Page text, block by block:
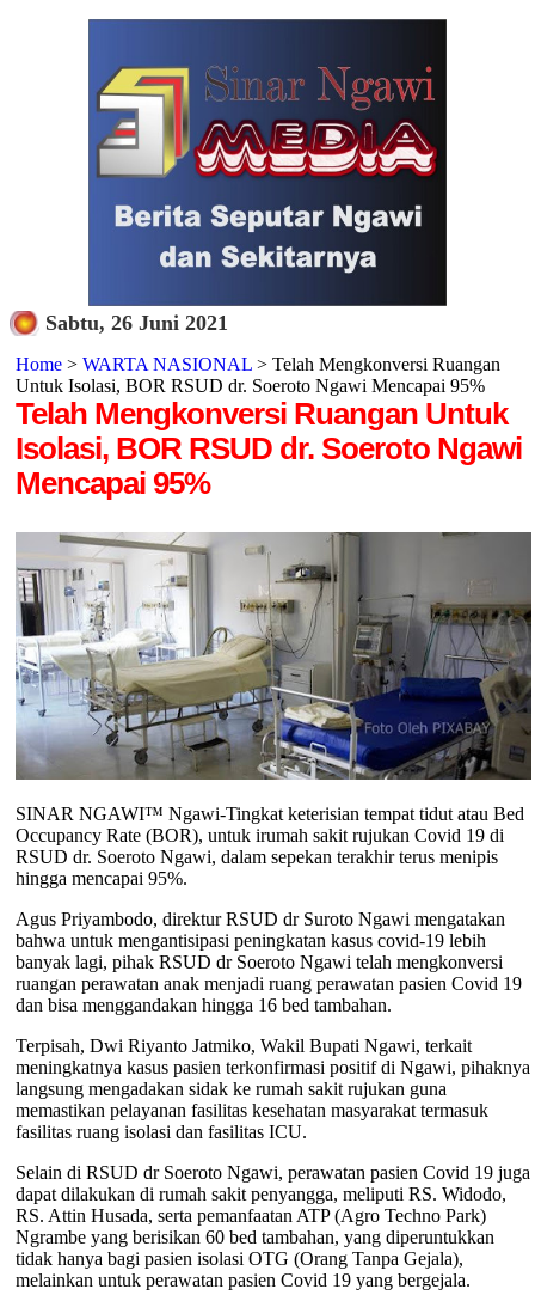
Sabtu, 26 Juni 2021
Home> WARTA NASIONAL> Telah Mengkonversi Ruangan
Untuk Isolasi, BOR RSUD dr. Soeroto Ngawi Mencapai 95%
Telah Mengkonversi Ruangan Untuk
Isolasi, BOR RSUD dr. Soeroto Ngawi
Mencapai 95%
SINAR NGAWI™ Ngawi-Tingkat keterisian tempat tidut atau Bed
Occupancy Rate (BOR), untuk irumah sakit rujukan Covid 19 di
RSUD dr. Soeroto Ngawi, dalam sepekan terakhir terus menipis
hingga mencapai 95%.
Agus Priyambodo, direktur RSUD dr Suroto Ngawi mengatakan
bahwa untuk mengantisipasi peningkatan kasus covid-19 lebih
banyak lagi, pihak RSUD dr Soeroto Ngawi telah mengkonversi
ruangan perawatan anak menjadi ruang perawatan pasien Covid 19
dan bisa menggandakan hingga 16 bed tambahan.
Terpisah, Dwi Riyanto Jatmiko, Wakil Bupati Ngawi, terkait
meningkatnya kasus pasien terkonfirmasi positif di Ngawi, pihaknya
langsung mengadakan sidak ke rumah sakit rujukan guna
memastikan pelayanan fasilitas kesehatan masyarakat termasuk
fasilitas ruang isolasi dan fasilitas ICU.
Selain di RSUD dr Soeroto Ngawi, perawatan pasien Covid 19 juga
dapat dilakukan di rumah sakit penyangga, meliputi RS. Widodo,
RS. Attin Husada, serta pemanfaatan ATP (Agro Techno Park)
Ngrambe yang berisikan 60 bed tambahan, yang diperuntukkan
tidak hanya bagi pasien isolasi OTG (Orang Tanpa Gejala),
melainkan untuk perawatan pasien Covid 19 yang bergejala.